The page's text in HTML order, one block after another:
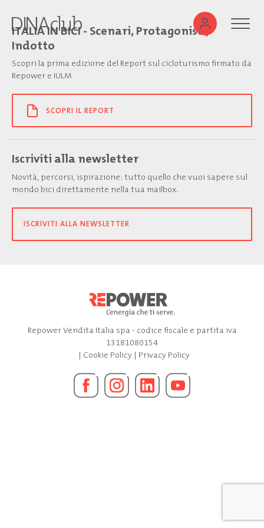
ITALIA IN BICI - Scenari, Protagonisti,
Indotto
Scopri la prima edizione del Report sul cicloturismo firmato da
Repower e IULM
SCOPRI IL REPORT
Iscriviti alla newsletter
Novità, percorsi, ispirazione: tutto quello che vuoi sapere sul
mondo bici direttamente nella tua mailbox.
ISCRIVITI ALLA NEWSLETTER
Repower Vendita Italia spa - codice fiscale e partita iva
13181080154
| Cookie Policy| Privacy Policy